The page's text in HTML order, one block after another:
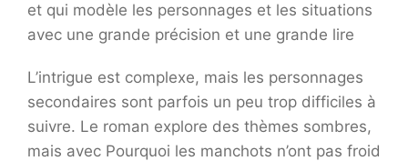
et qui modèle les personnages et les situations
avec une grande précision et une grande lire
L’intrigue est complexe, mais les personnages
secondaires sont parfois un peu trop difficiles à
suivre. Le roman explore des thèmes sombres,
mais avec Pourquoi les manchots n’ont pas froid